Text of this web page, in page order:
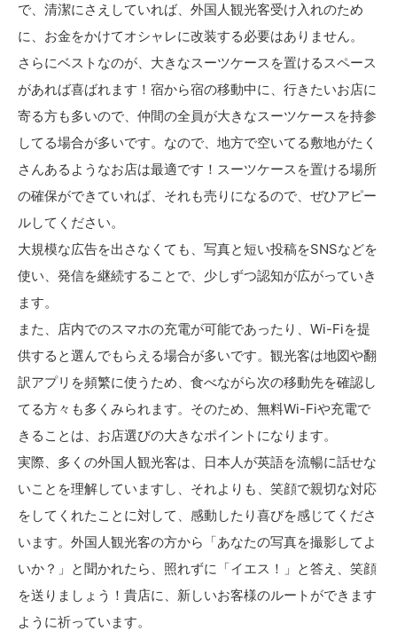
で、清潔にさえしていれば、外国人観光客受け入れのため
に、お金をかけてオシャレに改装する必要はありません。
さらにベストなのが、大きなスーツケースを置けるスペース
があれば喜ばれます！宿から宿の移動中に、行きたいお店に
寄る方も多いので、仲間の全員が大きなスーツケースを持参
してる場合が多いです。なので、地方で空いてる敷地がたく
さんあるようなお店は最適です！スーツケースを置ける場所
の確保ができていれば、それも売りになるので、ぜひアピー
ルしてください。
大規模な広告を出さなくても、写真と短い投稿をSNSなどを
使い、発信を継続することで、少しずつ認知が広がっていき
ます。
また、店内でのスマホの充電が可能であったり、Wi-Fiを提
供すると選んでもらえる場合が多いです。観光客は地図や翻
訳アプリを頻繁に使うため、食べながら次の移動先を確認し
てる方々も多くみられます。そのため、無料Wi-Fiや充電で
きることは、お店選びの大きなポイントになります。
実際、多くの外国人観光客は、日本人が英語を流暢に話せな
いことを理解していますし、それよりも、笑顔で親切な対応
をしてくれたことに対して、感動したり喜びを感じてくださ
います。外国人観光客の方から「あなたの写真を撮影してよ
いか？」と聞かれたら、照れずに「イエス！」と答え、笑顔
を送りましょう！貴店に、新しいお客様のルートができます
ように祈っています。